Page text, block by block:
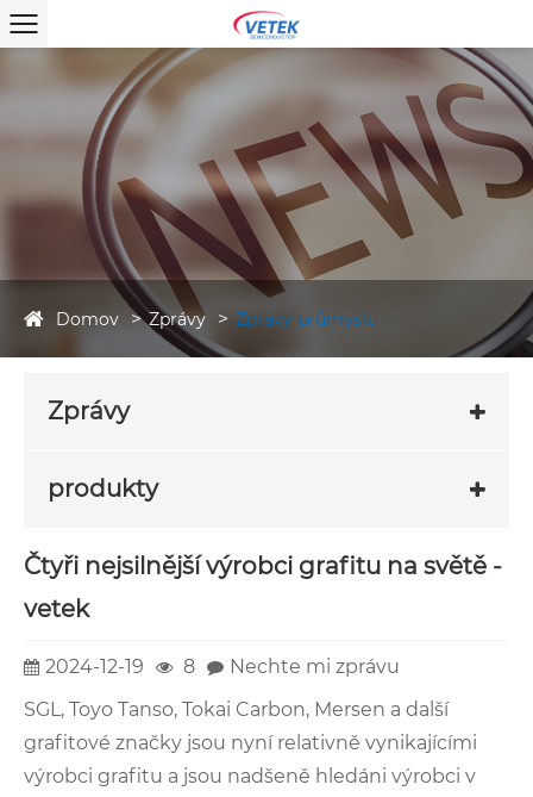
Domov Zprávy Zprávy průmyslu
Zprávy
produkty
Čtyři nejsilnější výrobci grafitu na světě -
vetek
2024-12-19 8
Nechte mi zprávu
SGL, Toyo Tanso, Tokai Carbon, Mersen a další
grafitové značky jsou nyní relativně vynikajícími
výrobci grafitu a jsou nadšeně hledáni výrobci v